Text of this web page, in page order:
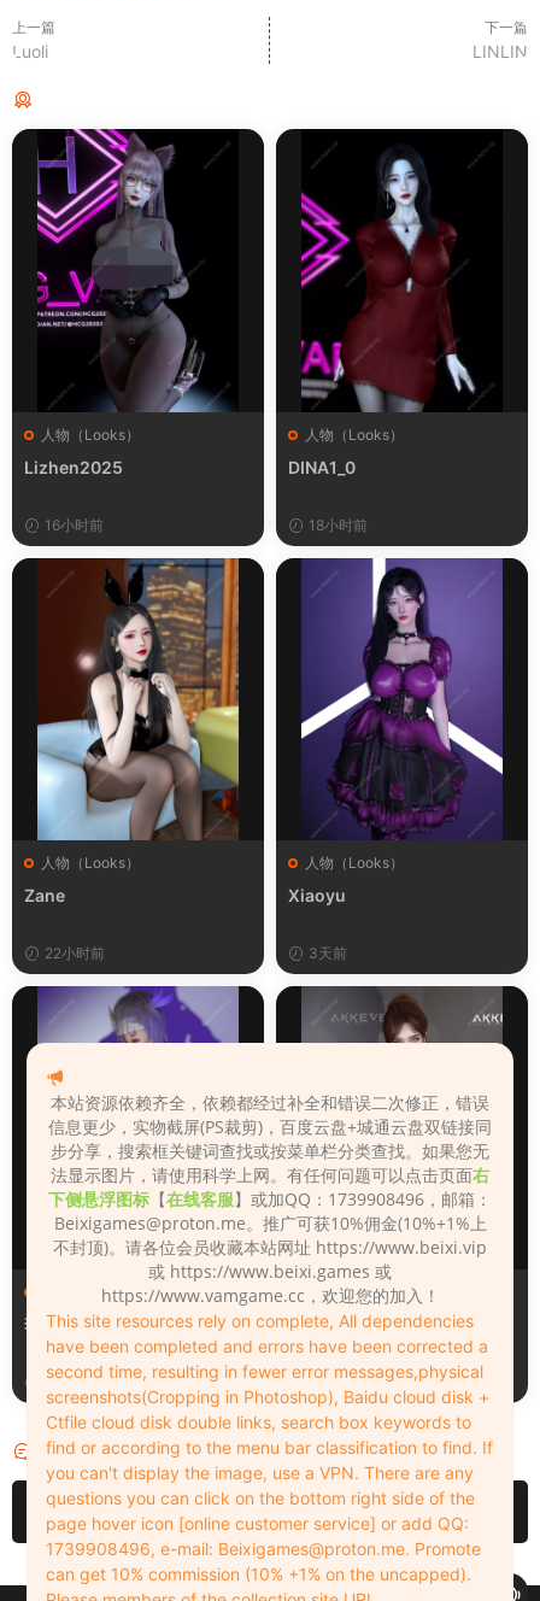
上一篇
Luoli
下一篇
LINLIN
人物（Looks）
Lizhen2025
16小时前
人物（Looks）
DINA1_0
18小时前
人物（Looks）
Zane
22小时前
人物（Looks）
Xiaoyu
3天前
人物（Looks）
李翎儿
3天前
人物（Looks）
130_Lina
3天前
评论 0
请先登录
本站资源依赖齐全，依赖都经过补全和错误二次修正，错误
信息更少，实物截屏(PS裁剪)，百度云盘+城通云盘双链接同
步分享，搜索框关键词查找或按菜单栏分类查找。如果您无
法显示图片，请使用科学上网。有任何问题可以点击页面右
下侧悬浮图标 【在线客服】或加QQ：1739908496，邮箱：
Beixigames@proton.me。推广可获10%佣金(10%+1%上
不封顶)。请各位会员收藏本站网址 https://www.beixi.vip
或 https://www.beixi.games 或
https://www.vamgame.cc，欢迎您的加入！
This site resources rely on complete, All dependencies
have been completed and errors have been corrected a
second time, resulting in fewer error messages,physical
screenshots(Cropping in Photoshop), Baidu cloud disk +
Ctfile cloud disk double links, search box keywords to
find or according to the menu bar classification to find. If
you can't display the image, use a VPN. There are any
questions you can click on the bottom right side of the
page hover icon [online customer service] or add QQ:
1739908496, e-mail: Beixigames@proton.me. Promote
can get 10% commission (10% +1% on the uncapped).